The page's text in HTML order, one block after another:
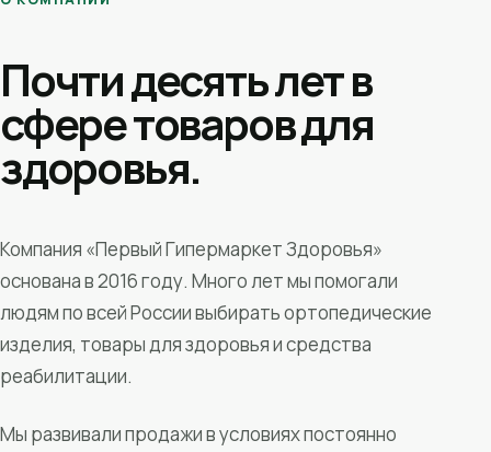
Почти десять лет в
сфере товаров для
здоровья.
Компания «Первый Гипермаркет Здоровья»
основана в 2016 году. Много лет мы помогали
людям по всей России выбирать ортопедические
изделия, товары для здоровья и средства
реабилитации.
Мы развивали продажи в условиях постоянно